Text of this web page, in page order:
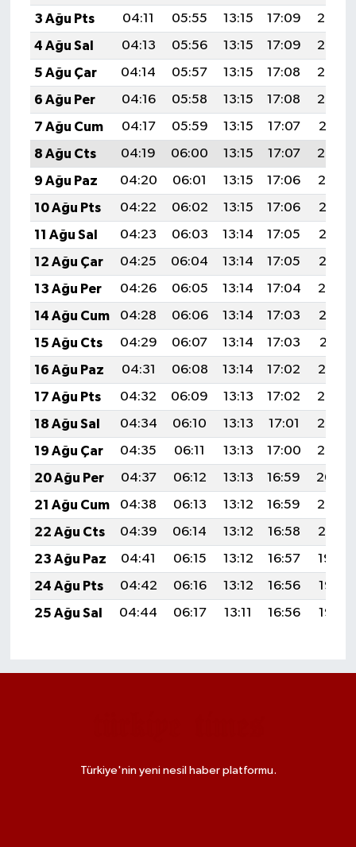
3 Ağu Pts
04:11 05:55 13:15 17:09
20:26
4 Ağu Sal
04:13 05:56 13:15 17:09
20:25
5 Ağu Çar
04:14 05:57 13:15 17:08
20:24
6 Ağu Per
04:16 05:58 13:15 17:08
20:23
7 Ağu Cum
04:17 05:59 13:15 17:07
20:21
8 Ağu Cts
04:19 06:00 13:15 17:07
20:20
9 Ağu Paz
04:20 06:01 13:15 17:06
20:19
10 Ağu Pts
04:22 06:02 13:15 17:06
20:18
11 Ağu Sal
04:23 06:03 13:14 17:05
20:16
12 Ağu Çar
04:25 06:04 13:14 17:05
20:15
13 Ağu Per
04:26 06:05 13:14 17:04
20:14
14 Ağu Cum
04:28 06:06 13:14 17:03
20:12
15 Ağu Cts
04:29 06:07 13:14 17:03
20:11
16 Ağu Paz
04:31 06:08 13:14 17:02
20:10
17 Ağu Pts
04:32 06:09 13:13 17:02
20:08
18 Ağu Sal
04:34 06:10 13:13 17:01
20:07
19 Ağu Çar
04:35 06:11 13:13 17:00
20:05
20 Ağu Per
04:37 06:12 13:13 16:59
20:04
21 Ağu Cum
04:38 06:13 13:12 16:59
20:02
22 Ağu Cts
04:39 06:14 13:12 16:58
20:01
23 Ağu Paz
04:41 06:15 13:12 16:57
19:59
24 Ağu Pts
04:42 06:16 13:12 16:56
19:58
25 Ağu Sal
04:44 06:17 13:11 16:56 19:56
Türkiye'nin yeni nesil haber platformu.